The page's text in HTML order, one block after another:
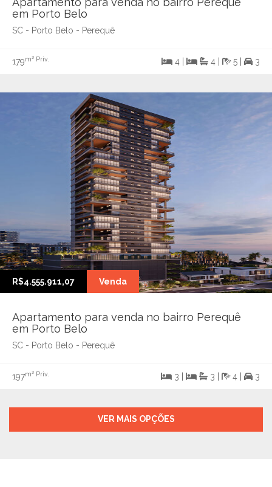
em Porto Belo
SC - Porto Belo - Perequê
179m² Priv. 4 | 4 | 5 | 3
R$4.555.911,07 Venda
Apartamento para venda no bairro Perequê
em Porto Belo
SC - Porto Belo - Perequê
197m² Priv. 3 | 3 | 4 | 3
VER MAIS OPÇÕES